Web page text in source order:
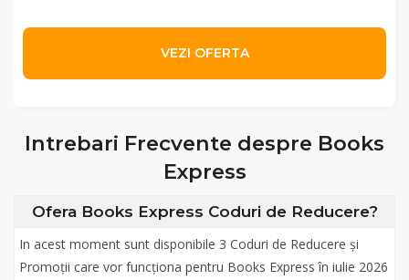
VEZI OFERTA
Intrebari Frecvente despre Books
Express
Ofera Books Express Coduri de Reducere?
In acest moment sunt disponibile 3 Coduri de Reducere și
Promoții care vor funcționa pentru Books Express în iulie 2026